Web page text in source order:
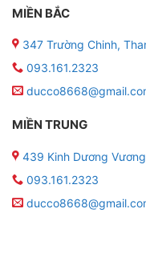
MIỀN BẮC
347 Trường Chinh,
093.161.2323
MIỀN TRUNG
439 Kinh Dương
093.161.2323